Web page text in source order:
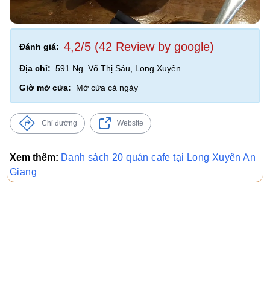
Đánh giá: 4,2/5 (42 Review by google)
Địa chỉ: 591 Ng. Võ Thị Sáu, Long Xuyên
Giờ mở cửa:
Mở cửa cả ngày
Chỉ đường Website
Xem thêm: Danh sách 20 quán cafe tại Long Xuyên An
Giang